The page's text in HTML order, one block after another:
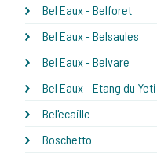
Bel Eaux - Belforet
Bel Eaux - Belsaules
Bel Eaux - Belvare
Bel Eaux - Etang du Yeti
Bel'ecaille
Boschetto